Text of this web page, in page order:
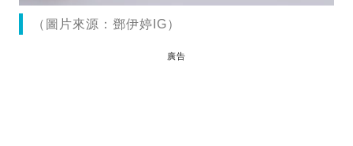
（圖片來源：鄧伊婷IG）
廣告